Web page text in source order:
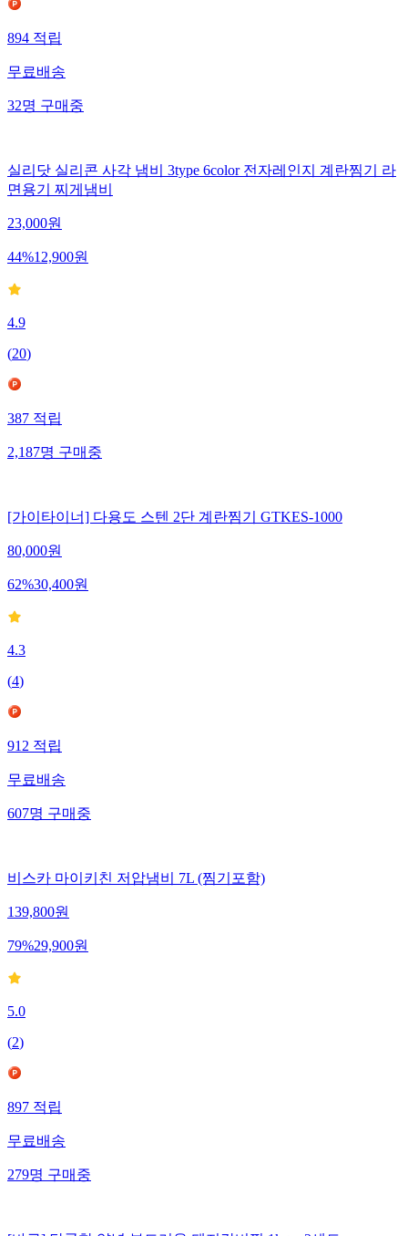
894 적립
무료배송
32명 구매중
실리닷 실리콘 사각 냄비 3type 6color 전자레인지 계란찜기 라
면용기 찌게냄비
23,000원
44%12,900원
4.9
(20)
387 적립
2,187명 구매중
[가이타이너] 다용도 스텐 2단 계란찜기 GTKES-1000
80,000원
62%30,400원
4.3
(4)
912적립
무료배송
607명구매중
비스카 마이키친 저압냄비 7L (찜기포함)
139,800원
79%29,900원
5.0
(2)
897적립
무료배송
279명구매중